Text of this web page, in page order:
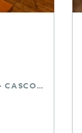
SANT BOI DE LLOBREGAT · CENTRE - CASCO ANTIGUO · BARCELONA